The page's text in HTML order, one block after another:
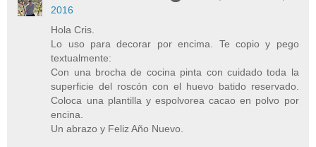
2016
Hola Cris.
Lo uso para decorar por encima. Te copio y pego
textualmente:
Con una brocha de cocina pinta con cuidado toda la
superficie del roscón con el huevo batido reservado.
Coloca una plantilla y espolvorea cacao en polvo por
encina.
Un abrazo y Feliz Año Nuevo.